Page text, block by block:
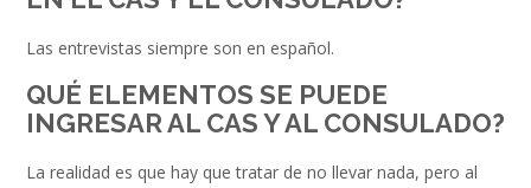
Las entrevistas siempre son en español.
QUÉ ELEMENTOS SE PUEDE
INGRESAR AL CAS Y AL CONSULADO?
La realidad es que hay que tratar de no llevar nada, pero al